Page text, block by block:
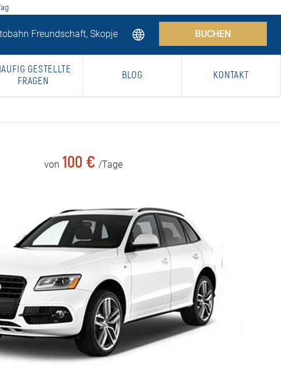
Freundschaft, Skopje BUCHEN
GESTELLTE
FRAGEN
BLOG KONTAKT
von 100 € /Tage